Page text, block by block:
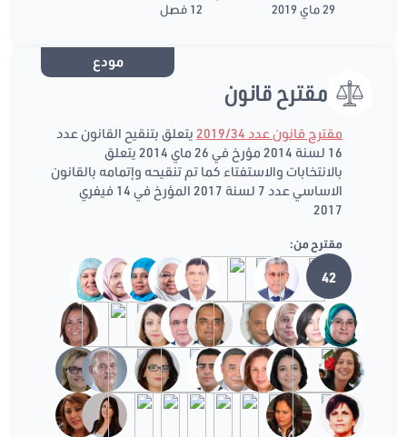
29 ماي 2019
12 فصل
مودع
مقترح قانون
مقترح قانون عدد 2019/34
يتعلق بتنقيح القانون عدد
16 لسنة 2014 مؤرخ في 26 ماي 2014 يتعلق
بالانتخابات والاستفتاء كما تم تنقيحه وإتمامه بالقانون
الاساسي عدد 7 لسنة 2017 المؤرخ في 14 فيفري
2017
مقترح من:
42